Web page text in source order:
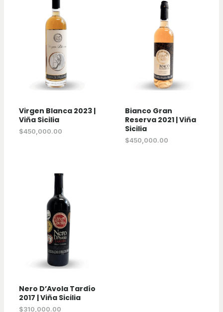
Virgen Blanca 2023 |
Viña Sicilia
$450,000.00
Bianco Gran
Reserva 2021 | Viña
Sicilia
$450,000.00
Nero D’Avola Tardío
2017 | Viña Sicilia
$310,000.00